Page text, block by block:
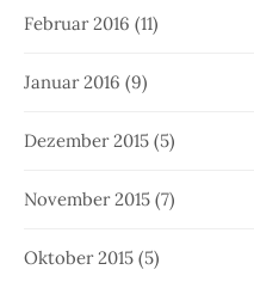
Februar 2016 (11)
Januar 2016 (9)
Dezember 2015 (5)
November 2015 (7)
Oktober 2015 (5)